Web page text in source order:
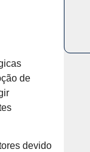
de
devido